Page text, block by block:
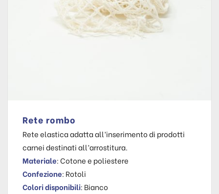
Rete rombo
Rete elastica adatta all’inserimento di prodotti
carnei destinati all’arrostitura.
Materiale: Cotone e poliestere
Confezione: Rotoli
Colori disponibili: Bianco